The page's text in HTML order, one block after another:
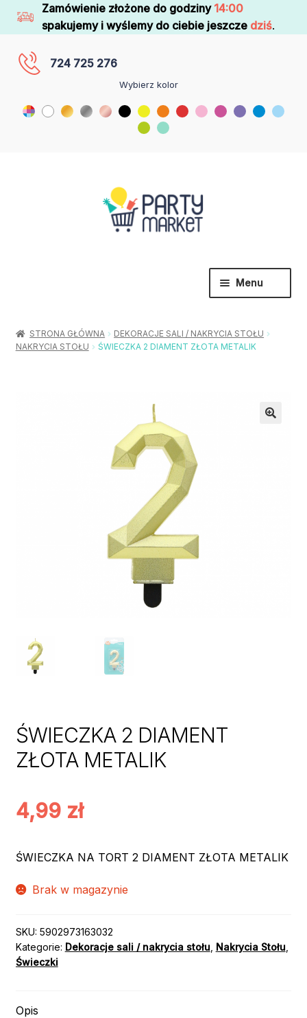
Zamówienie złożone do godziny 14:00
spakujemy i wyślemy do ciebie jeszcze dziś.
724 725 276
Wybierz kolor
Menu
menu
Urodziny / Imprezy
Rozwiń
STRONA GŁÓWNA
DEKORACJE SALI / NAKRYCIA STOŁU
NAKRYCIA STOŁU
ŚWIECZKA 2 DIAMENT ZŁOTA METALIK
ŚWIECZKA 2 DIAMENT
ZŁOTA METALIK
4,99 zł
ŚWIECZKA NA TORT 2 DIAMENT ZŁOTA METALIK
Brak w magazynie
SKU: 5902973163032
Kategorie: Dekoracje sali / nakrycia stołu, Nakrycia Stołu,
Świeczki
Opis